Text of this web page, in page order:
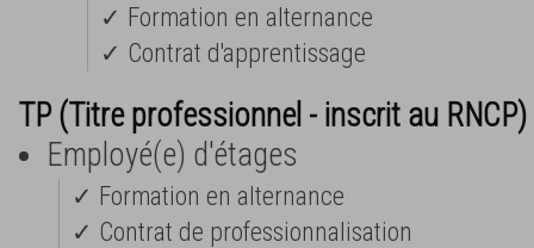
✓ Formation en alternance
✓ Contrat d'apprentissage
TP (Titre professionnel - inscrit au RNCP)
Employé(e) d'étages
✓ Formation en alternance
✓ Contrat de professionnalisation